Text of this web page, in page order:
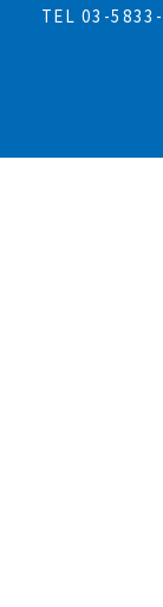
TEL 03-